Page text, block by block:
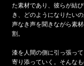
た素材であり、彼らが結
き、どのようになりたいの
声なき声を聞きながら素
割。
漆を人間の側に引っ張っ
寄り添っていく。そんな